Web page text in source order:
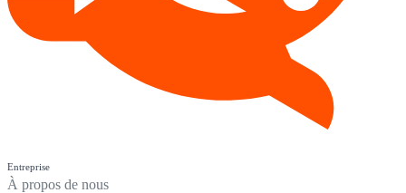
Entreprise
À propos de nous